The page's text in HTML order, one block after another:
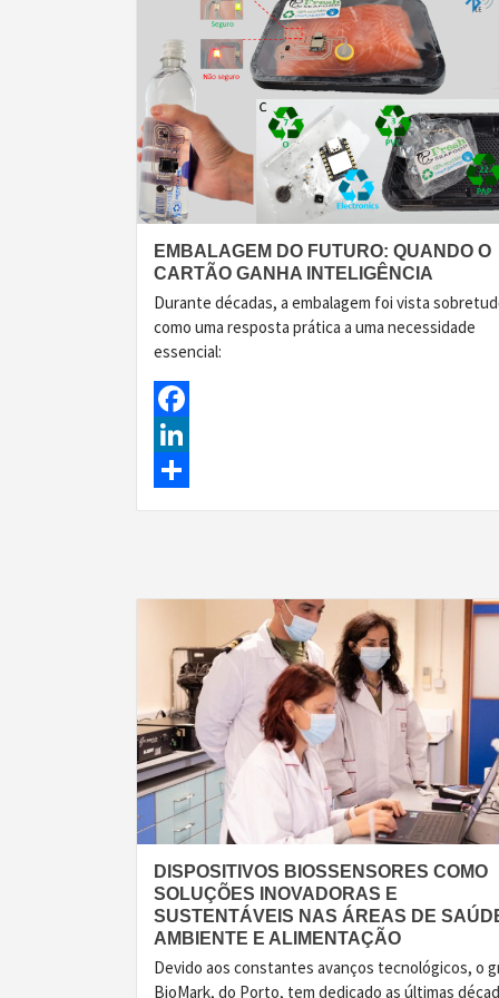
EMBALAGEM DO FUTURO: QUANDO O
CARTÃO GANHA INTELIGÊNCIA
Durante décadas, a embalagem foi vista
como uma resposta prática a uma necessidade
essencial:
Facebook
LinkedIn
Share
DISPOSITIVOS BIOSSENSORES COMO
SOLUÇÕES INOVADORAS E
SUSTENTÁVEIS NAS ÁREAS DE
AMBIENTE E ALIMENTAÇÃO
Devido aos constantes avanços tecnológicos, o
BioMark, do Porto, tem dedicado as últimas